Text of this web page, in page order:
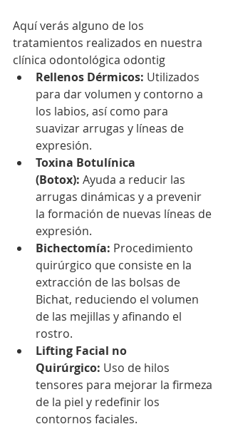
Aquí verás alguno de los
tratamientos realizados en nuestra
clínica odontológica odontig
Rellenos Dérmicos: Utilizados
para dar volumen y contorno a
los labios, así como para
suavizar arrugas y líneas de
expresión.
Toxina Botulínica
(Botox): Ayuda a reducir las
arrugas dinámicas y a prevenir
la formación de nuevas líneas de
expresión.
Bichectomía: Procedimiento
quirúrgico que consiste en la
extracción de las bolsas de
Bichat, reduciendo el volumen
de las mejillas y afinando el
rostro.
Lifting Facial no
Quirúrgico: Uso de hilos
tensores para mejorar la firmeza
de la piel y redefinir los
contornos faciales.